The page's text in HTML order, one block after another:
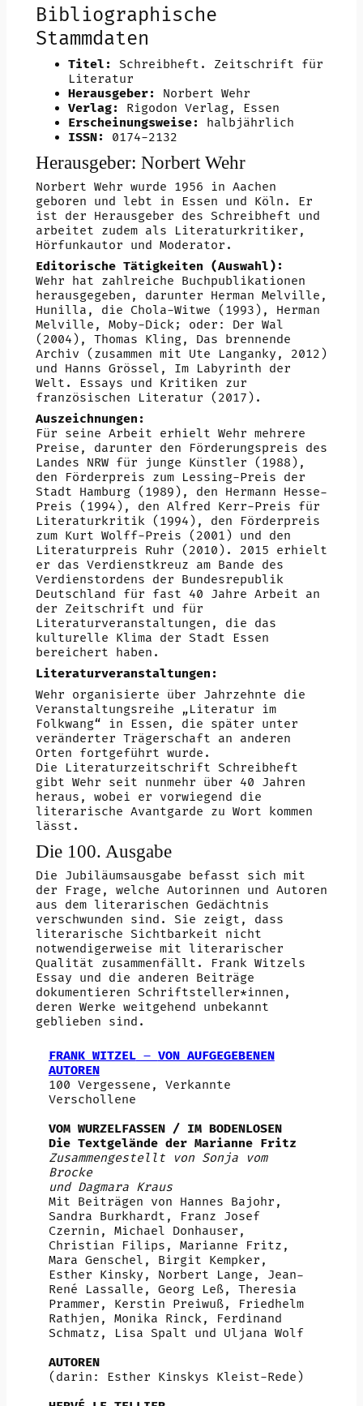
Bibliographische
Stammdaten
Titel:
Schreibheft. Zeitschrift für
Literatur
Herausgeber:
Norbert Wehr
Verlag:
Rigodon Verlag, Essen
Erscheinungsweise:
halbjährlich
ISSN:
0174-2132
Herausgeber: Norbert Wehr
Norbert Wehr wurde 1956 in Aachen
geboren und lebt in Essen und Köln. Er
ist der Herausgeber des Schreibheft und
arbeitet zudem als Literaturkritiker,
Hörfunkautor und Moderator.
Editorische Tätigkeiten (Auswahl):
Wehr hat zahlreiche Buchpublikationen
herausgegeben, darunter Herman Melville,
Hunilla, die Chola-Witwe (1993), Herman
Melville, Moby-Dick; oder: Der Wal
(2004), Thomas Kling, Das brennende
Archiv (zusammen mit Ute Langanky, 2012)
und Hanns Grössel, Im Labyrinth der
Welt. Essays und Kritiken zur
französischen Literatur (2017).
Auszeichnungen:
Für seine Arbeit erhielt Wehr mehrere
Preise, darunter den Förderungspreis des
Landes NRW für junge Künstler (1988),
den Förderpreis zum Lessing-Preis der
Stadt Hamburg (1989), den Hermann Hesse-
Preis (1994), den Alfred Kerr-Preis für
Literaturkritik (1994), den Förderpreis
zum Kurt Wolff-Preis (2001) und den
Literaturpreis Ruhr (2010). 2015 erhielt
er das Verdienstkreuz am Bande des
Verdienstordens der Bundesrepublik
Deutschland für fast 40 Jahre Arbeit an
der Zeitschrift und für
Literaturveranstaltungen, die das
kulturelle Klima der Stadt Essen
bereichert haben.
Literaturveranstaltungen:
Wehr organisierte über Jahrzehnte die
Veranstaltungsreihe „Literatur im
Folkwang“ in Essen, die später unter
veränderter Trägerschaft an anderen
Orten fortgeführt wurde.
Die Literaturzeitschrift Schreibheft
gibt Wehr seit nunmehr über 40 Jahren
heraus, wobei er vorwiegend die
literarische Avantgarde zu Wort kommen
lässt.
Die 100. Ausgabe
Die Jubiläumsausgabe befasst sich mit
der Frage, welche Autorinnen und Autoren
aus dem literarischen Gedächtnis
verschwunden sind. Sie zeigt, dass
literarische Sichtbarkeit nicht
notwendigerweise mit literarischer
Qualität zusammenfällt. Frank Witzels
Essay und die anderen Beiträge
dokumentieren Schriftsteller*innen,
deren Werke weitgehend unbekannt
geblieben sind.
FRANK WITZEL– VON AUFGEGEBENEN
AUTOREN
100 Vergessene, Verkannte
Verschollene
VOM WURZELFASSEN / IM BODENLOSEN
Die Textgelände der Marianne Fritz
Zusammengestellt von Sonja vom
Brocke
und Dagmara Kraus
Mit Beiträgen von Hannes Bajohr,
Sandra Burkhardt, Franz Josef
Czernin, Michael Donhauser,
Christian Filips, Marianne Fritz,
Mara Genschel, Birgit Kempker,
Esther Kinsky, Norbert Lange, Jean-
René Lassalle, Georg Leß, Theresia
Prammer, Kerstin Preiwuß, Friedhelm
Rathjen, Monika Rinck, Ferdinand
Schmatz, Lisa Spalt und Uljana Wolf
AUTOREN
(darin: Esther Kinskys Kleist-Rede)